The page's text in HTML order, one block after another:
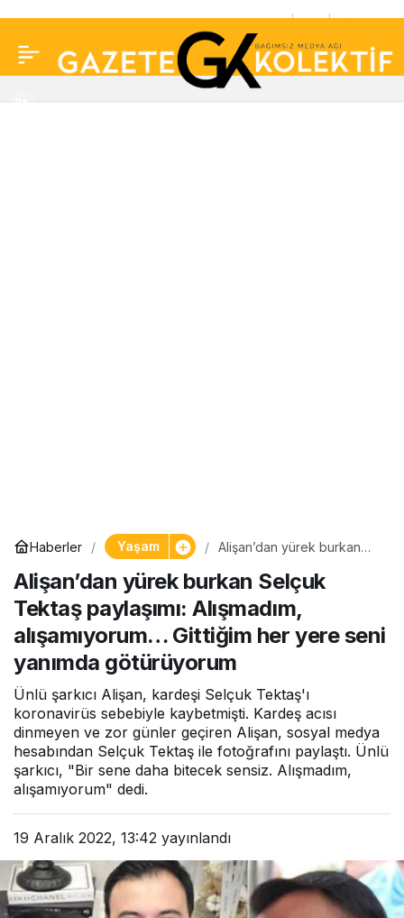
Haberler Yaşam
Alişan’dan yürek burkan
Alışmadım, alışamıyorum…
Gittiğim her yere seni
yanımda götürüyorum
Alişan’dan yürek burkan Selçuk
Tektaş paylaşımı: Alışmadım,
alışamıyorum… Gittiğim her yere seni
yanımda götürüyorum
Ünlü şarkıcı Alişan, kardeşi Selçuk Tektaş'ı
koronavirüs sebebiyle kaybetmişti. Kardeş acısı
dinmeyen ve zor günler geçiren Alişan, sosyal medya
hesabından Selçuk Tektaş ile fotoğrafını paylaştı. Ünlü
şarkıcı, "Bir sene daha bitecek sensiz. Alışmadım,
alışamıyorum" dedi.
19 Aralık 2022, 13:42 yayınlandı
tedavisi gören yeğeni